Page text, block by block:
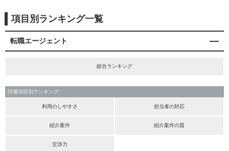
項目別ランキング一覧
転職エージェント
総合ランキング
評価項目別ランキング
利用のしやすさ 担当者の対応
紹介案件 紹介案件の質
交渉力